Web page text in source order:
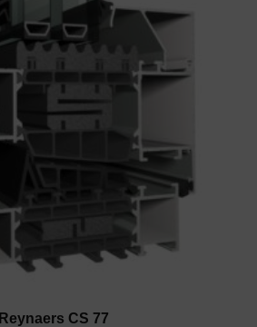
Reynaers CS 77